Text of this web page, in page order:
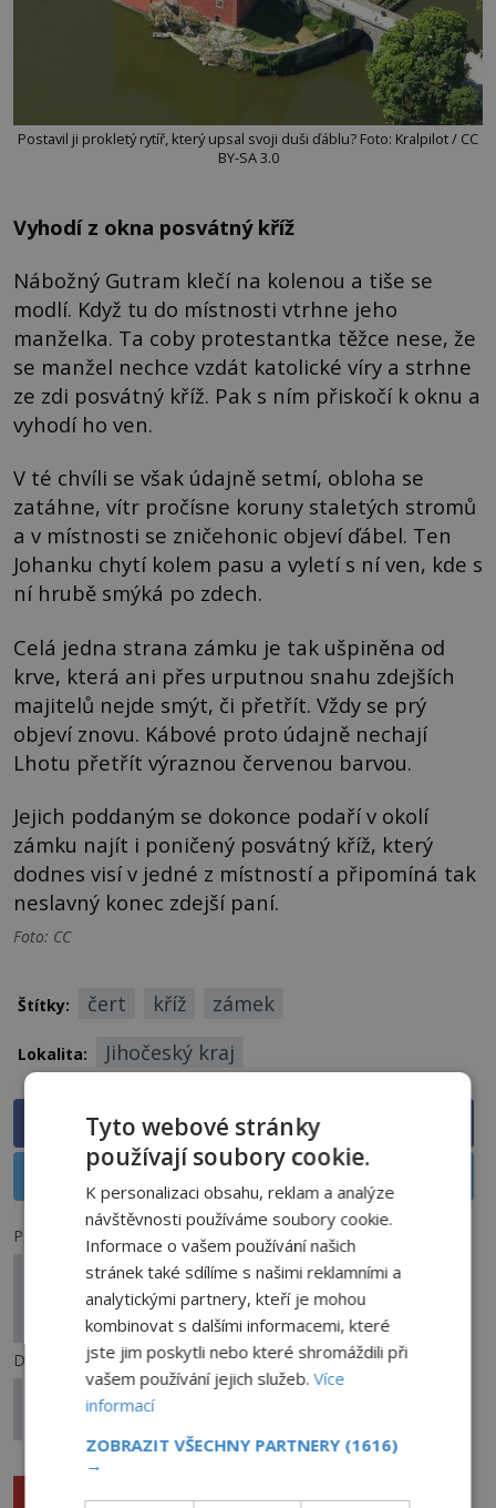
Postavil ji prokletý rytíř, který upsal svoji duši ďáblu? Foto: Kralpilot / CC
BY-SA 3.0
Vyhodí z okna posvátný kříž
Nábožný Gutram klečí na kolenou a tiše se
modlí. Když tu do místnosti vtrhne jeho
manželka. Ta coby protestantka těžce nese, že
se manžel nechce vzdát katolické víry a strhne
ze zdi posvátný kříž. Pak s ním přiskočí k oknu a
vyhodí ho ven.
V té chvíli se však údajně setmí, obloha se
zatáhne, vítr pročísne koruny staletých stromů
a v místnosti se zničehonic objeví ďábel. Ten
Johanku chytí kolem pasu a vyletí s ní ven, kde s
ní hrubě smýká po zdech.
Celá jedna strana zámku je tak ušpiněna od
krve, která ani přes urputnou snahu zdejších
majitelů nejde smýt, či přetřít. Vždy se prý
objeví znovu. Kábové proto údajně nechají
Lhotu přetřít výraznou červenou barvou.
Jejich poddaným se dokonce podaří v okolí
zámku najít i poničený posvátný kříž, který
dodnes visí v jedné z místností a připomíná tak
neslavný konec zdejší paní.
Foto: CC
Štítky: čert kříž zámek
Lokalita: Jihočeský kraj
Sdílet na Facebooku
Sdílet na X
Předchozí článek
Řecké „rakety duchů“: Byly to testy bývalých
nacistických zbraní, nebo neznámá mimozemská
technologie?
Další článek
Mngwa: Vraždící monstrum děsí africké
Tyto webové stránky
používají soubory cookie.
K personalizaci obsahu, reklam a analýze
návštěvnosti používáme soubory cookie.
Informace o vašem používání našich
stránek také sdílíme s našimi reklamními a
analytickými partnery, kteří je mohou
kombinovat s dalšími informacemi, které
jste jim poskytli nebo které shromáždili při
vašem používání jejich služeb.Více
informací
ZOBRAZIT VŠECHNY PARTNERY (1616)
→